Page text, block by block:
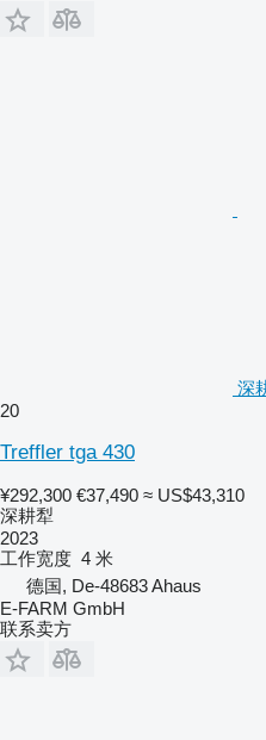
深
20
Treffler tga 430
¥292,300 €37,490 ≈ US$43,310
深耕犁
2023
工作宽度 4 米
德国, De-48683 Ahaus
E-FARM GmbH
联系卖方